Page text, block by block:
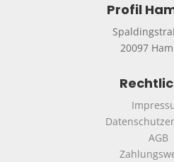
Profil
20097
AGB